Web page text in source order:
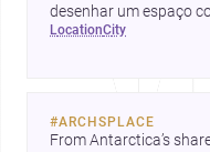
desenhar um espaço
location city
#ARCHSPLACE
From Antarctica’s